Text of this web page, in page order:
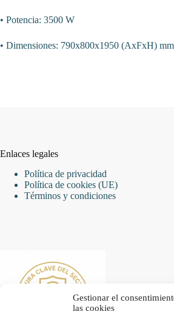
Gestionar el
las cookies
• Potencia: 3500 W
• Dimensiones: 790x800x1950 (AxFxH) mm
Enlaces legales
Política de privacidad
Política de cookies (UE)
Términos y condiciones